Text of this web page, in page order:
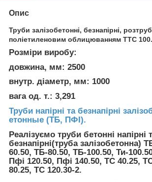
Опис
Труби залізобетонні, безнапірні,
поліетиленовим облицюванням ТТС
Розміри виробу:
довжина, мм: 2500
внутр. діаметр, мм: 1000
вага од. т.: 3,291
Труби напірні та безнапірні
етонные (ТБ, ПФІ).
Реалізуємо труби бетонні напірні
безнапірні(труба залізобетонна)
60.50, ТБ-80.50, ТБ-100.50, Ти-
Пфі 120.50, Пфі 140.50, ТС 40.25,
80.25, ТС 120.30-2.